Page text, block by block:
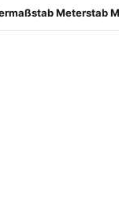
Meterstab